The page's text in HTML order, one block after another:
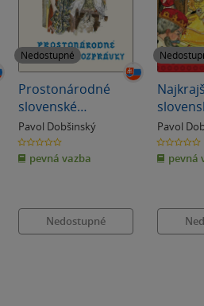
Nedostupné
Prostonárodné
slovenské
rozprávky II
Pavol Dobšinský
0.0
z
5
hvězdiček
pevná vazba
Nedostupné
Pavol
0.0
z
5
hvězdiček
pevná